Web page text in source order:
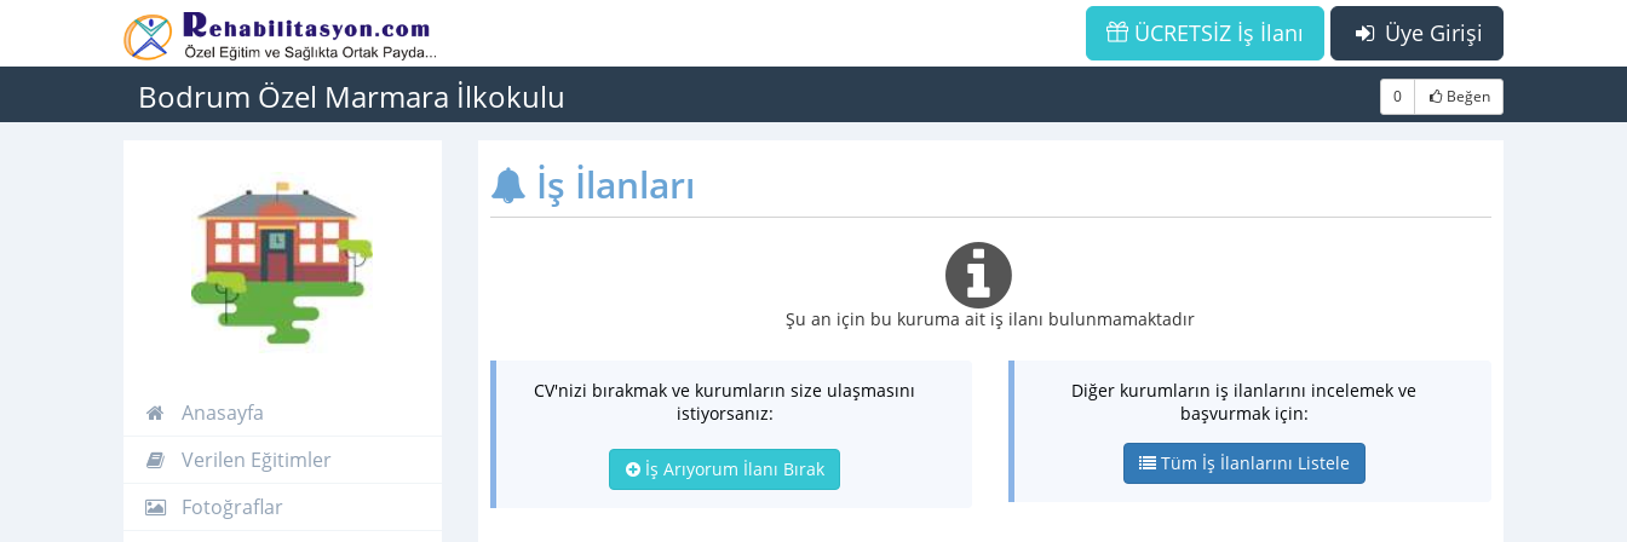
Üye Girişi
ÜCRETSİZ İş İlanı
Bodrum Özel Marmara İlkokulu 0 Beğen
Anasayfa
Verilen Eğitimler
Fotoğraflar
İş İlanları
Şu an için bu kuruma ait iş ilanı bulunmamaktadır
CV'nizi bırakmak ve kurumların size ulaşmasını
istiyorsanız:
İş Arıyorum İlanı Bırak
Diğer kurumların iş ilanlarını incelemek ve
başvurmak için:
Tüm İş İlanlarını Listele